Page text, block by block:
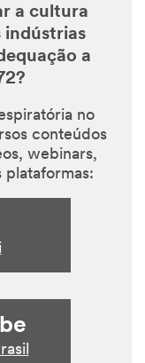
a cultura
indústrias
a
no
conteúdos
webinars,
plataformas: